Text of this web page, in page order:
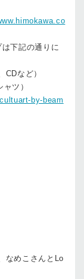
下記の通りに
など）
ツ）
by-beam
なめこさんとLo